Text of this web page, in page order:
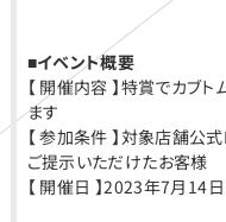
■イベント概要
【 開催内容 】特賞でカブ
ます
【 参加条件 】対象店舗公
ご提示いただけたお客様
【 開催日 】2023年7月14日